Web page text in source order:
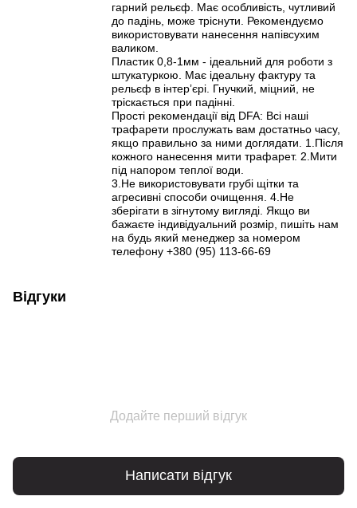
гарний рельєф. Має особливість, чутливий
до падінь, може тріснути. Рекомендуємо
використовувати нанесення напівсухим
валиком.
Пластик 0,8-1мм - ідеальний для роботи з
штукатуркою. Має ідеальну фактуру та
рельєф в інтерʼєрі. Гнучкий, міцний, не
тріскається при падінні.
Прості рекомендації від DFA: Всі наші
трафарети прослужать вам достатньо часу,
якщо правильно за ними доглядати. 1.Після
кожного нанесення мити трафарет. 2.Мити
під напором теплої води.
3.Не використовувати грубі щітки та
агресивні способи очищення. 4.Не
зберігати в зігнутому вигляді. Якщо ви
бажаєте індивідуальний розмір, пишіть нам
на будь який менеджер за номером
телефону +380 (95) 113-66-69
Відгуки
Додайте перший відгук
Написати відгук